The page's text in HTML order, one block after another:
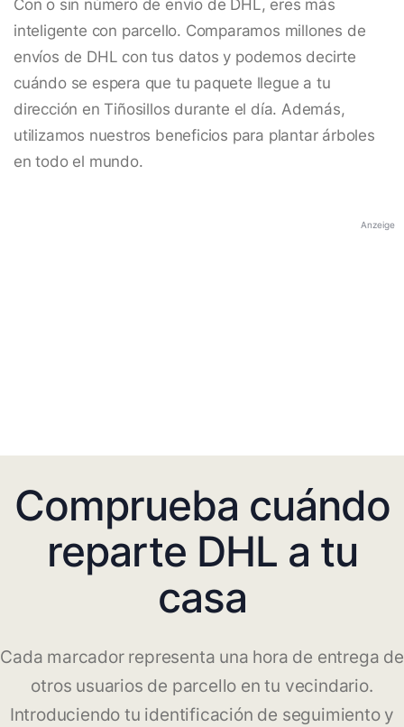
Con o sin número de envío de DHL, eres más
inteligente con parcello. Comparamos millones de
envíos de DHL con tus datos y podemos decirte
cuándo se espera que tu paquete llegue a tu
dirección en Tiñosillos durante el día. Además,
utilizamos nuestros beneficios para plantar árboles
en todo el mundo.
Anzeige
Comprueba cuándo
reparte DHL a tu
casa
Cada marcador representa una hora de entrega de
otros usuarios de parcello en tu vecindario.
Introduciendo tu identificación de seguimiento y